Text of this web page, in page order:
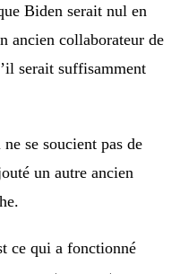
Biden serait nul en
ancien collaborateur de
serait suffisamment
se soucient pas de
un autre ancien
ce qui a fonctionné